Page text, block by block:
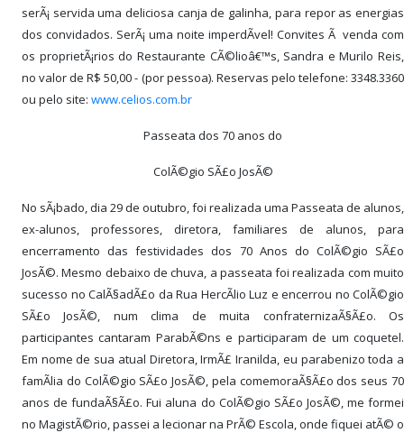
serÃ¡ servida uma deliciosa canja de galinha, para repor as energias
dos convidados. SerÃ¡ uma noite imperdÃ­vel! Convites Ã venda com
os proprietÃ¡rios do Restaurante CÃ©lioâ€™s, Sandra e Murilo Reis,
no valor de R$ 50,00 - (por pessoa). Reservas pelo telefone: 3348.3360
ou pelo site: www.celios.com.br
Passeata dos 70 anos do
ColÃ©gio SÃ£o JosÃ©
No sÃ¡bado, dia 29 de outubro, foi realizada uma Passeata de alunos,
ex-alunos, professores, diretora, familiares de alunos, para
encerramento das festividades dos 70 Anos do ColÃ©gio SÃ£o
JosÃ©. Mesmo debaixo de chuva, a passeata foi realizada com muito
sucesso no CalÃ§adÃ£o da Rua HercÃ­lio Luz e encerrou no ColÃ©gio
SÃ£o JosÃ©, num clima de muita confraternizaÃ§Ã£o. Os
participantes cantaram ParabÃ©ns e participaram de um coquetel.
Em nome de sua atual Diretora, IrmÃ£ Iranilda, eu parabenizo toda a
famÃ­lia do ColÃ©gio SÃ£o JosÃ©, pela comemoraÃ§Ã£o dos seus 70
anos de fundaÃ§Ã£o. Fui aluna do ColÃ©gio SÃ£o JosÃ©, me formei
no MagistÃ©rio, passei a lecionar na PrÃ© Escola, onde fiquei atÃ© o